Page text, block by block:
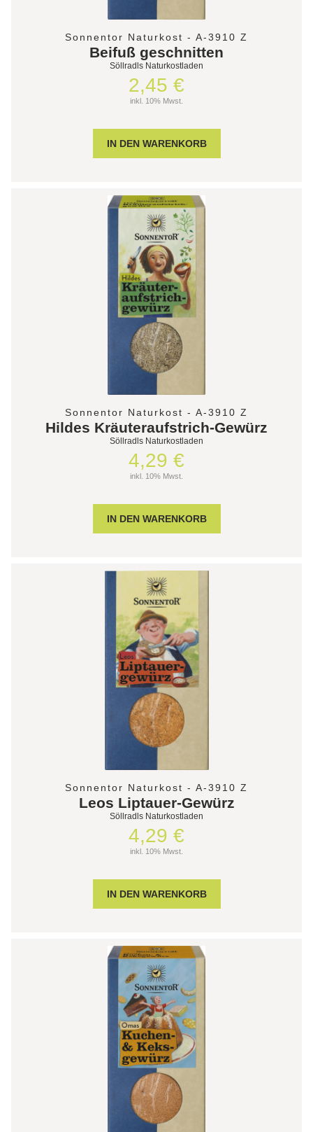
Sonnentor Naturkost - A-3910 Z
Beifuß geschnitten
Söllradls Naturkostladen
2,45 €
inkl. 10% Mwst.
Sonnentor Naturkost - A-3910 Z
Hildes Kräuteraufstrich-Gewürz
Söllradls Naturkostladen
4,29 €
inkl. 10% Mwst.
Sonnentor Naturkost - A-3910 Z
Leos Liptauer-Gewürz
Söllradls Naturkostladen
4,29 €
inkl. 10% Mwst.